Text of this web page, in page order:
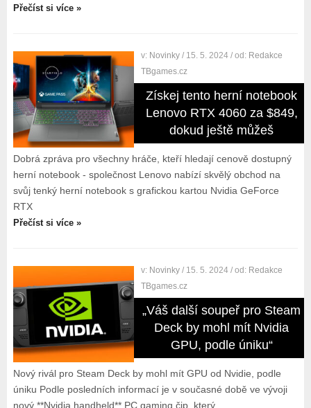
Přečíst si více »
v: Novinky / 15. 5. 2024 / od: Redakce
TBgames.cz
Získej tento herní notebook
Lenovo RTX 4060 za $849,
dokud ještě můžeš
Dobrá zpráva pro všechny hráče, kteří hledají cenově dostupný
herní notebook - společnost Lenovo nabízí skvělý obchod na
svůj tenký herní notebook s grafickou kartou Nvidia GeForce
RTX
Přečíst si více »
v: Novinky / 15. 5. 2024 / od: Redakce
TBgames.cz
„Váš další soupeř pro Steam
Deck by mohl mít Nvidia
GPU, podle úniku“
Nový rivál pro Steam Deck by mohl mít GPU od Nvidie, podle
úniku Podle posledních informací je v současné době ve vývoji
nový **Nvidia handheld** PC gaming čip, který